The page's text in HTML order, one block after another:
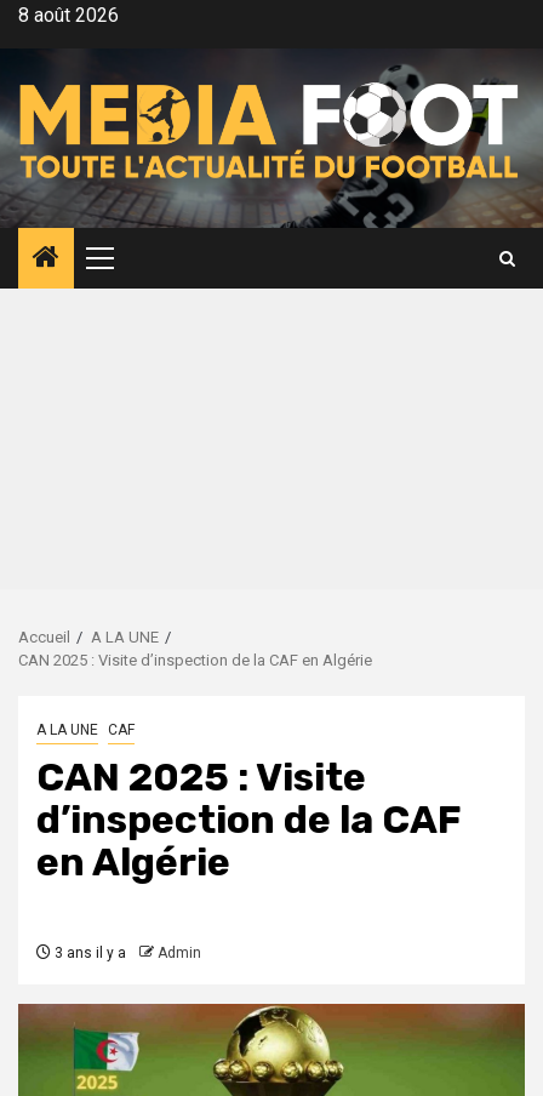
Aller8 août 2026
Menu
principal
Accueil
A LA UNE
CAN 2025 : Visite d’inspection de la CAF en Algérie
A LA UNE CAF
CAN 2025 : Visite
d’inspection de la CAF
en Algérie
3 ans il y a Admin